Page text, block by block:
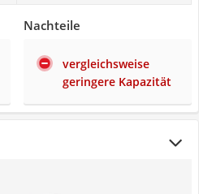
Nachteile
vergleichsweise
geringere Kapazität